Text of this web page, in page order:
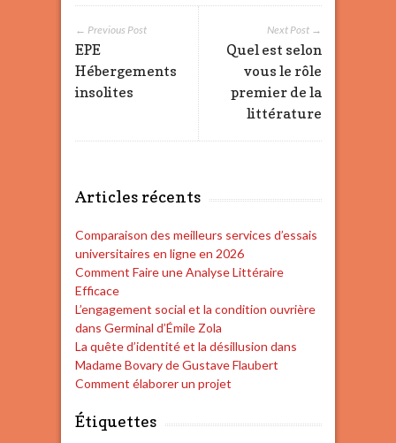
Next Post →
Quel est selon
vous le rôle
premier de la
littérature
← Previous Post
EPE
Hébergements
insolites
Articles récents
Comparaison des meilleurs services d’essais
universitaires en ligne en 2026
Comment Faire une Analyse Littéraire
Efficace
L’engagement social et la condition ouvrière
dans Germinal d’Émile Zola
La quête d’identité et la désillusion dans
Madame Bovary de Gustave Flaubert
Comment élaborer un projet
Étiquettes